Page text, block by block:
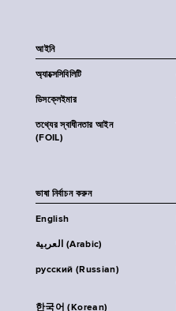
আইনি
অ্যাক্সেসিবিলিটি
ডিসক্লেইমার
তথ্যের স্বাধীনতার আইন
(FOIL)
ভাষা নির্বাচন করুন
English
العربية (Arabic)
русский (Russian)
한국어 (Korean)